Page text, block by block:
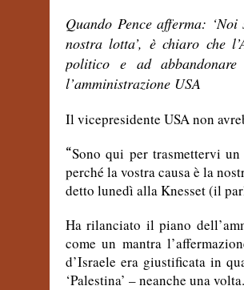
Quando Pence afferma:
nostra lotta’, è chiaro che
politico e ad
l’amministrazione USA
Il vicepresidente USA non
“Sono qui per trasmettervi
perché la vostra causa è la
detto lunedì alla Knesset (il
Ha rilanciato il piano
come un mantra
d’Israele era giustificata in
‘Palestina’ – neanche una volta.